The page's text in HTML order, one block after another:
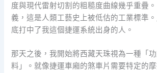
度與現代雷射切割的粗糙度曲線幾乎重疊
義，這是人類工藝史上被低估的工業標準
底打中了我這個捷運系統出身的人。
那天之後，我開始將西藏天珠視為一種「
料」。就像捷運車廂的煞車片需要特定的